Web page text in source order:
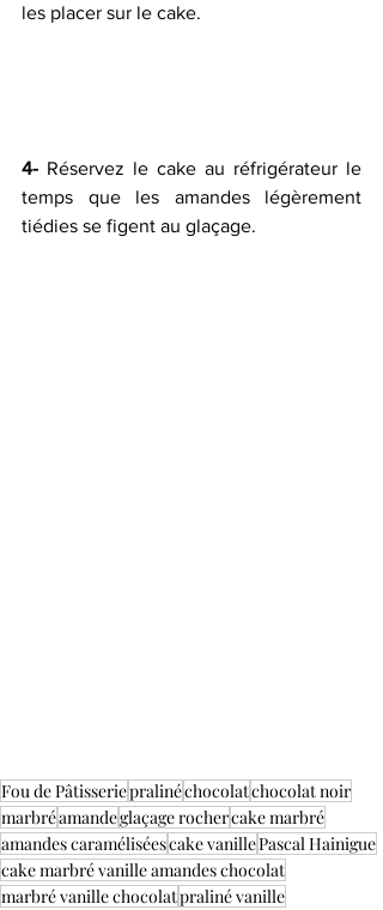
les placer sur le cake.
4- Réservez le cake au réfrigérateur le
temps que les amandes légèrement
tiédies se figent au glaçage.
Fou de Pâtisseriepralinéchocolatchocolat noir
marbréamandeglaçage rochercake marbré
amandes caraméliséescake vanillePascal Hainigue
cake marbré vanille amandes chocolat
marbré vanille chocolatpraliné vanille